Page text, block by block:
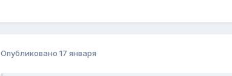
Опубликовано 17 января